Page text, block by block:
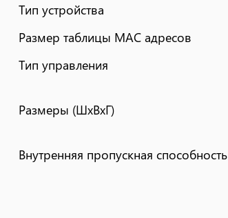
Тип устройства
Размер таблицы MAC адресов
Тип управления
Размеры (ШxВxГ)
Внутренняя пропускная способность